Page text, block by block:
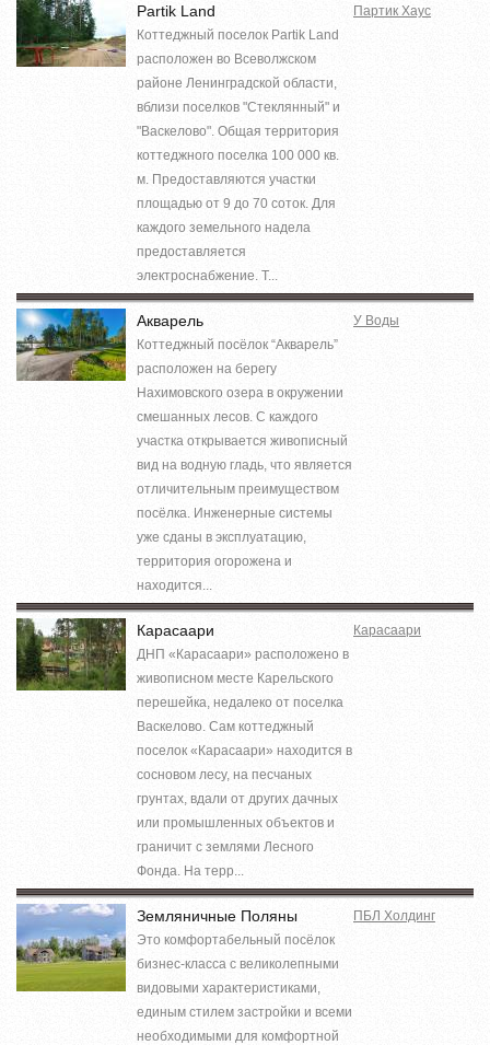
Partik Land
Коттеджный поселок Partik Land
расположен во Всеволжском
районе Ленинградской области,
вблизи поселков "Стеклянный" и
"Васкелово". Общая территория
коттеджного поселка 100 000 кв.
м. Предоставляются участки
площадью от 9 до 70 соток. Для
каждого земельного надела
предоставляется
электроснабжение. Т...
Партик Хаус
Акварель
Коттеджный посёлок “Акварель”
расположен на берегу
Нахимовского озера в окружении
смешанных лесов. С каждого
участка открывается живописный
вид на водную гладь, что является
отличительным преимуществом
посёлка. Инженерные системы
уже сданы в эксплуатацию,
территория огорожена и
находится...
У Воды
Карасаари
ДНП «Карасаари» расположено в
живописном месте Карельского
перешейка, недалеко от поселка
Васкелово. Сам коттеджный
поселок «Карасаари» находится в
сосновом лесу, на песчаных
грунтах, вдали от других дачных
или промышленных объектов и
граничит с землями Лесного
Фонда. На терр...
Карасаари
Земляничные Поляны
Это комфортабельный посёлок
бизнес-класса с великолепными
видовыми характеристиками,
единым стилем застройки и всеми
необходимыми для комфортной
ПБЛ Холдинг